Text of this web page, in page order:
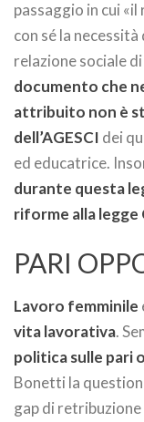
passaggio in cui
con sé la
relazione sociale
documento che
attribuito non è
dell’AGESCI dei
ed educatrice.
durante questa
riforme alla legge
PARI
Lavoro femminile
vita lavorativa.
politica sulle pari
Bonetti la
gap di